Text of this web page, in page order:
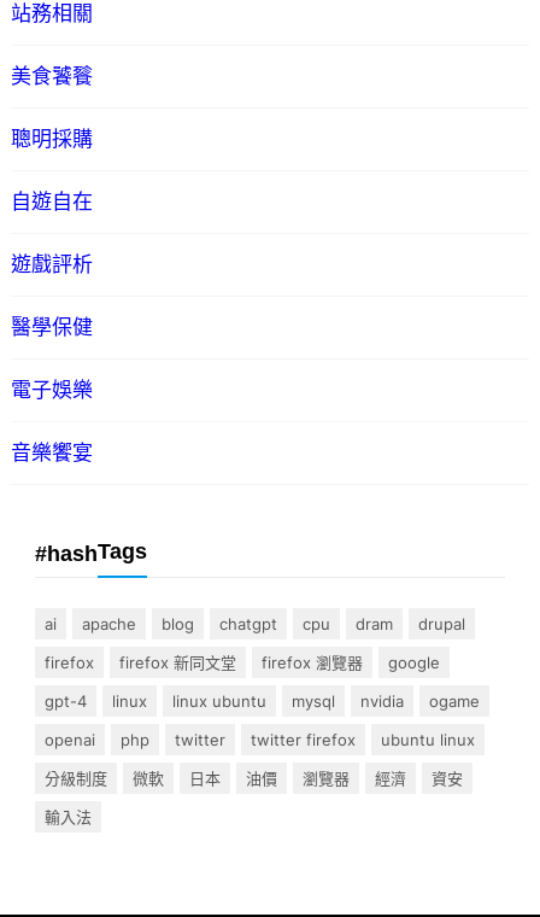
站務相關
美食饕餮
聰明採購
自遊自在
遊戲評析
醫學保健
電子娛樂
音樂饗宴
#hashTags
ai apache blog chatgpt cpu dram
drupal
firefox
firefox 新同文堂 firefox 瀏覽器
google
gpt-4
linux linux ubuntu mysql nvidia
ogame
openai
php twitter twitter firefox
ubuntu linux
分級制度
微軟 日本 油價 瀏覽器 經濟
資安
輸入法